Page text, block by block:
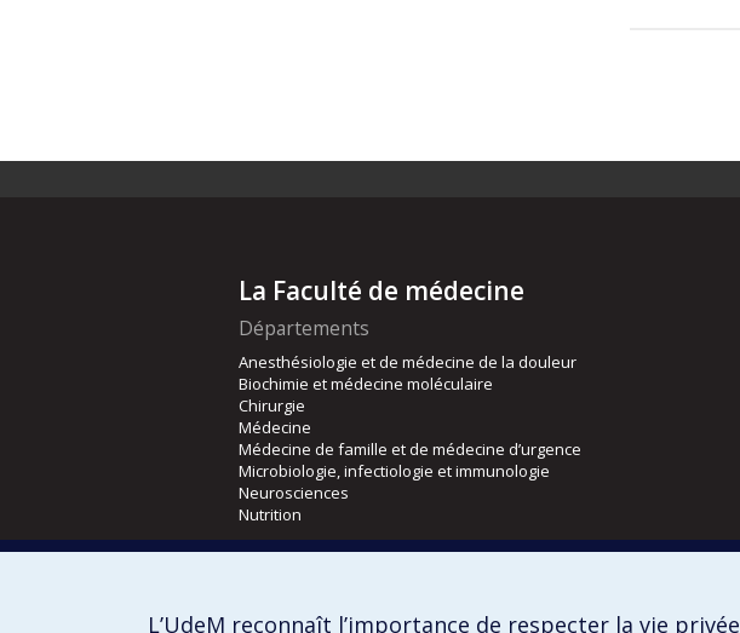
La Faculté de médecine
Départements
Anesthésiologie et de médecine de la douleur
Biochimie et médecine moléculaire
Chirurgie
Médecine
Médecine de famille et de médecine d’urgence
Microbiologie, infectiologie et immunologie
Neurosciences
Nutrition
Orthophonie et audiologie
L’UdeM reconnaît l’importance de respecter la vie privée